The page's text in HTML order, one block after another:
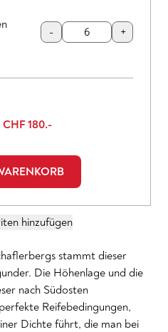
- +
180.-
hinzufügen
stammt dieser
Die Höhenlage und die
nach Südosten
Reifebedingungen,
Dichte führt, die man bei